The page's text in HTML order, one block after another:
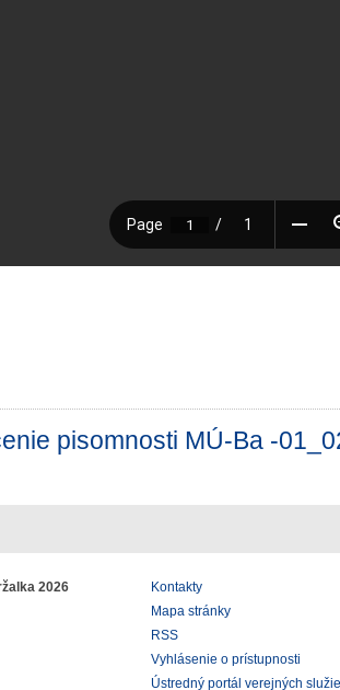
pisomnosti MÚ-Ba -
2026
Kontakty
Mapa stránky
RSS
Vyhlásenie o prístupnosti
Ústredný portál verejných